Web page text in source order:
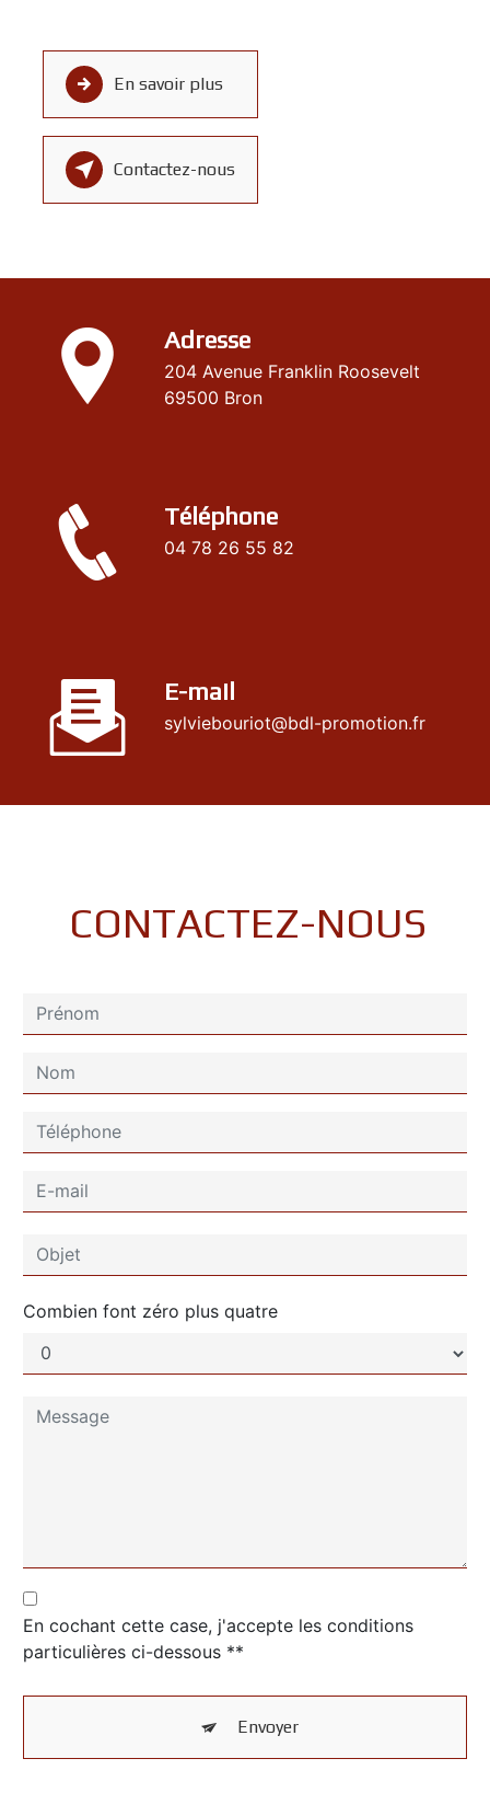
En savoir plus
Contactez-nous
Adresse
204 Avenue Franklin Roosevelt
69500 Bron
Téléphone
04 78 26 55 82
E-mail
sylviebouriot@bdl-promotion.fr
CONTACTEZ-NOUS
Combien font zéro plus quatre
En cochant cette case, j'accepte les conditions
particulières ci-dessous **
Envoyer